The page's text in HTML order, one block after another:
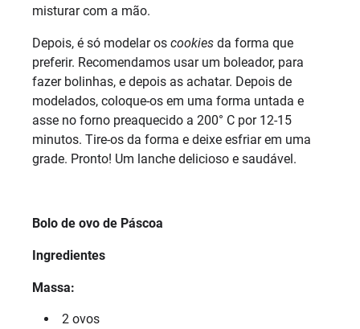
misturar com a mão.
Depois, é só modelar os cookies da forma que
preferir. Recomendamos usar um boleador, para
fazer bolinhas, e depois as achatar. Depois de
modelados, coloque-os em uma forma untada e
asse no forno preaquecido a 200° C por 12-15
minutos. Tire-os da forma e deixe esfriar em uma
grade. Pronto! Um lanche delicioso e saudável.
Bolo de ovo de Páscoa
Ingredientes
Massa:
2 ovos